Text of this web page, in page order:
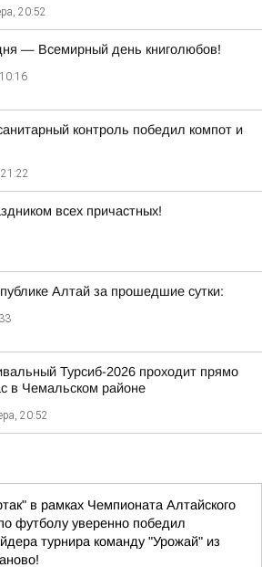
20:52
— Всемирный день книголюбов!
10:16
контроль победил компот и
всех причастных!
Алтай за прошедшие сутки:
Турсиб-2026 проходит прямо
в Чемальском районе
20:52
в рамках Чемпионата Алтайского
футболу уверенно победил
турнира команду "Урожай" из